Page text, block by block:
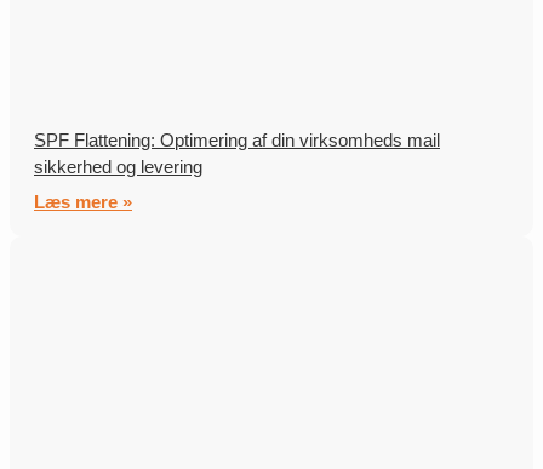
SPF Flattening: Optimering af din virksomheds mail
sikkerhed og levering
Læs mere »